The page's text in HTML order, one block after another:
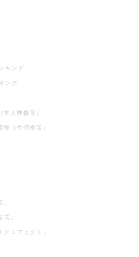
キング
ング
人映像等）
（生演奏等）
』
エフェクト』